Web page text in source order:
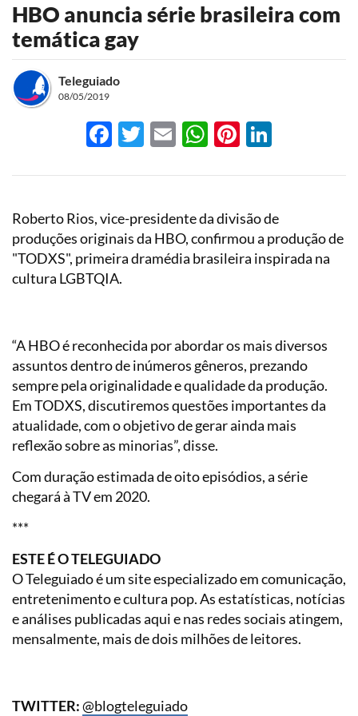
HBO anuncia série brasileira com
temática gay
Teleguiado
08/05/2019
Facebook
Twitter
EmailWhatsApp
Pinterest
Roberto Rios, vice-presidente da divisão de
produções originais da HBO, confirmou a produção de
"TODXS", primeira dramédia brasileira inspirada na
cultura LGBTQIA.
“A HBO é reconhecida por abordar os mais diversos
assuntos dentro de inúmeros gêneros, prezando
sempre pela originalidade e qualidade da produção.
Em TODXS, discutiremos questões importantes da
atualidade, com o objetivo de gerar ainda mais
reflexão sobre as minorias”, disse.
Com duração estimada de oito episódios, a série
chegará à TV em 2020.
***
ESTE É O TELEGUIADO
O Teleguiado é um site especializado em comunicação,
entretenimento e cultura pop. As estatísticas, notícias
e análises publicadas aqui e nas redes sociais atingem,
mensalmente, mais de dois milhões de leitores.
TWITTER:@blogteleguiado